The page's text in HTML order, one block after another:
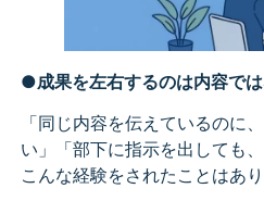
●成果を左右するのは内容で
「同じ内容を伝えているのに
い」「部下に指示を出しても、
こんな経験をされたことはあ